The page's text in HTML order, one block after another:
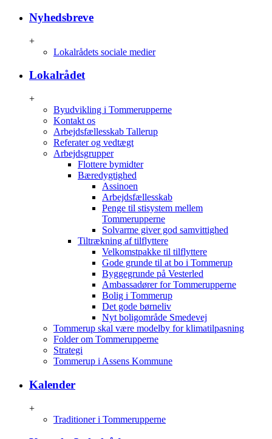
Nyhedsbreve
+
Lokalrådets sociale medier
Lokalrådet
+
Byudvikling i Tommerupperne
Kontakt os
Arbejdsfællesskab Tallerup
Referater og vedtægt
Arbejdsgrupper
Flottere bymidter
Bæredygtighed
Assinoen
Arbejdsfællesskab
Penge til stisystem mellem
Tommerupperne
Solvarme giver god samvittighed
Tiltrækning af tilflyttere
Velkomstpakke til tilflyttere
Gode grunde til at bo i Tommerup
Byggegrunde på Vesterled
Ambassadører for Tommerupperne
Bolig i Tommerup
Det gode børneliv
Nyt boligområde Smedevej
Tommerup skal være modelby for klimatilpasning
Folder om Tommerupperne
Strategi
Tommerup i Assens Kommune
Kalender
+
Traditioner i Tommerupperne